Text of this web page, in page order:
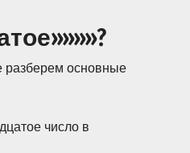
разберем основные
число в